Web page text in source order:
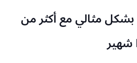
يعمل iSpring بشكل مثالي مع أكثر من